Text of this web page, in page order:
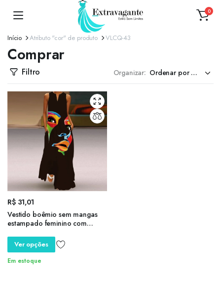
0
Início Atributo "cor" de produto VLCQ-43
Comprar
Filtro Organizar:
R$31,01
Vestido boêmio sem mangas
estampado feminino com
tornozelo, solto, casual, sexy,
roupas
Ver opções
Em estoque